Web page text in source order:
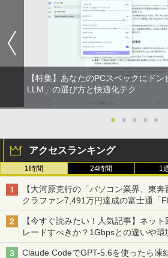
【Windows11】
Plex 3060 Micro
Core i5 8400T/
B M.2 NVMe
ice 無線LAN 中古
パソコン PC 【中
￥22,500
ron 3865U
インチ Office付
LAN Bluetooth 3
￥22,800
ー 27インチ PS5
ー 内蔵 VESA 対
00Hz HDMI RGB
1FHD 27型
スト モニター デ
ィスプレイ PS3
￥19,800
ゲーミングモニ
ー 非光沢 IPS
ー内蔵 cocopar
証]
￥22,999
VI/NYL #030 Kis-
]
￥2,200
るーとゅーす コー
セリング 自動ペア
付き 防水 タッチ式
学/WEB会議(ホワイ
￥1,964
Xiaomi シャオミ
リング ANC 36時間
On My Road
￥250
] [ 水 ] [ ペットボト
] [ 水分補給 ]
￥998
by Amazon 炭酸水
強炭酸水 ペットボ
art Basic)
￥572
スーパーの裏でヤ
版ビッグガンガンコ
￥810
【特集】あなたのPCスペックにド
LLM」の選び方と快適化テク
● ● ● ● ●
アクセスランキング
1時間 24時間 1
【大河原克行の「パソコン業界、東奔
クラファン7,491万円達成の富士通「
の静音化を追求
【今すぐ読みたい！人気記事】ネッ
レードすべきか？1Gbpsとの違いや
Watch
Claude CodeでGPT-5.6を使ったら凍